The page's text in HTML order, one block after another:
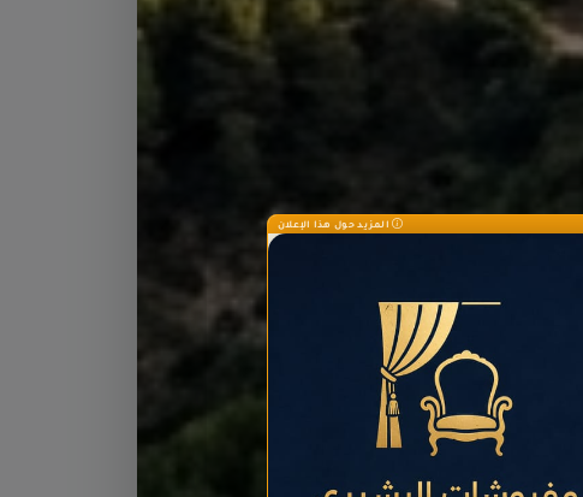
المزيد حول هذا الإعلان